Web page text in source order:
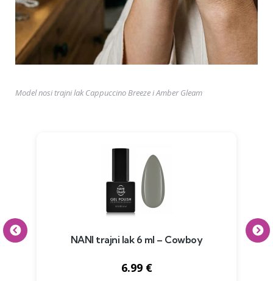
Model nosi trajni lak Cappuccino Breeze i Amber Gleam
NANI trajni lak 6 ml – Cowboy
6.99 €